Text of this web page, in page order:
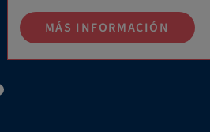
MÁS INFORMACIÓN